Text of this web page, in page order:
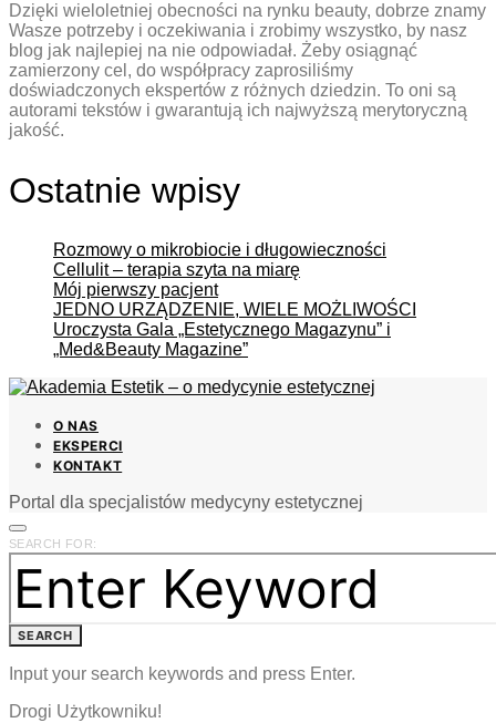
Dzięki wieloletniej obecności na rynku beauty, dobrze znamy
Wasze potrzeby i oczekiwania i zrobimy wszystko, by nasz
blog jak najlepiej na nie odpowiadał. Żeby osiągnąć
zamierzony cel, do współpracy zaprosiliśmy
doświadczonych ekspertów z różnych dziedzin. To oni są
autorami tekstów i gwarantują ich najwyższą merytoryczną
jakość.
Ostatnie wpisy
Rozmowy o mikrobiocie i długowieczności
Cellulit – terapia szyta na miarę
Mój pierwszy pacjent
JEDNO URZĄDZENIE, WIELE MOŻLIWOŚCI
Uroczysta Gala „Estetycznego Magazynu” i
„Med&Beauty Magazine”
O NAS
EKSPERCI
KONTAKT
Portal dla specjalistów medycyny estetycznej
SEARCH FOR:
SEARCH
Input your search keywords and press Enter.
Drogi Użytkowniku!